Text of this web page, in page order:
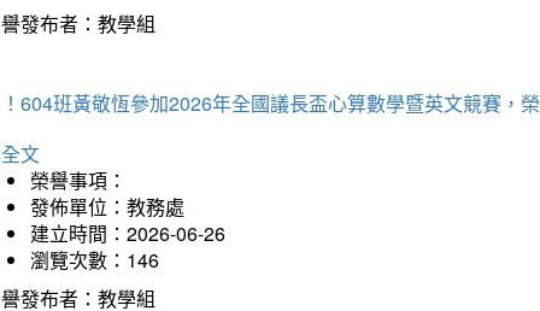
發布者：教學組
604班黃敬恆參加2026年全國議長盃心算數學暨英文競賽，
文
榮譽事項：
發佈單位：教務處
建立時間：2026-06-26
瀏覽次數：146
發布者：教學組